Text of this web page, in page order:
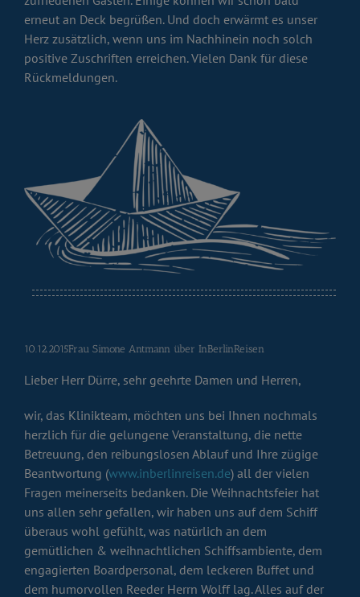
erneut an Deck begrüßen. Und doch erwärmt es unser
Herz zusätzlich, wenn uns im Nachhinein noch solch
positive Zuschriften erreichen. Vielen Dank für diese
Rückmeldungen.
10.12.2015Frau Simone Antmann über InBerlinReisen
Lieber Herr Dürre, sehr geehrte Damen und Herren,
wir, das Klinikteam, möchten uns bei Ihnen nochmals
herzlich für die gelungene Veranstaltung, die nette
Betreuung, den reibungslosen Ablauf und Ihre zügige
Beantwortung (www.inberlinreisen.de) all der vielen
Fragen meinerseits bedanken. Die Weihnachtsfeier hat
uns allen sehr gefallen, wir haben uns auf dem Schiff
überaus wohl gefühlt, was natürlich an dem
gemütlichen & weihnachtlichen Schiffsambiente, dem
engagierten Boardpersonal, dem leckeren Buffet und
dem humorvollen Reeder Herrn Wolff lag. Alles auf der